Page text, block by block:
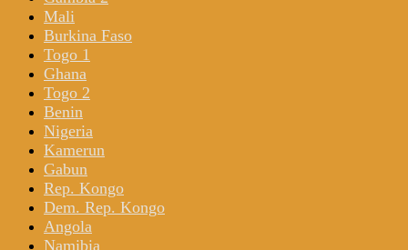
Mali
Burkina Faso
Togo 1
Ghana
Togo 2
Benin
Nigeria
Kamerun
Gabun
Rep. Kongo
Dem. Rep. Kongo
Angola
Namibia